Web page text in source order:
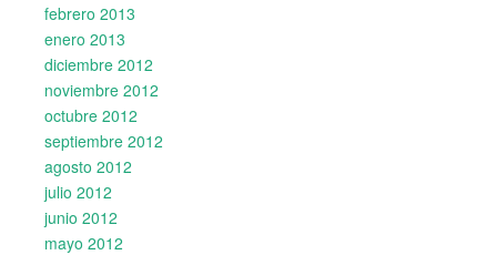
febrero 2013
enero 2013
diciembre 2012
noviembre 2012
octubre 2012
septiembre 2012
agosto 2012
julio 2012
junio 2012
mayo 2012